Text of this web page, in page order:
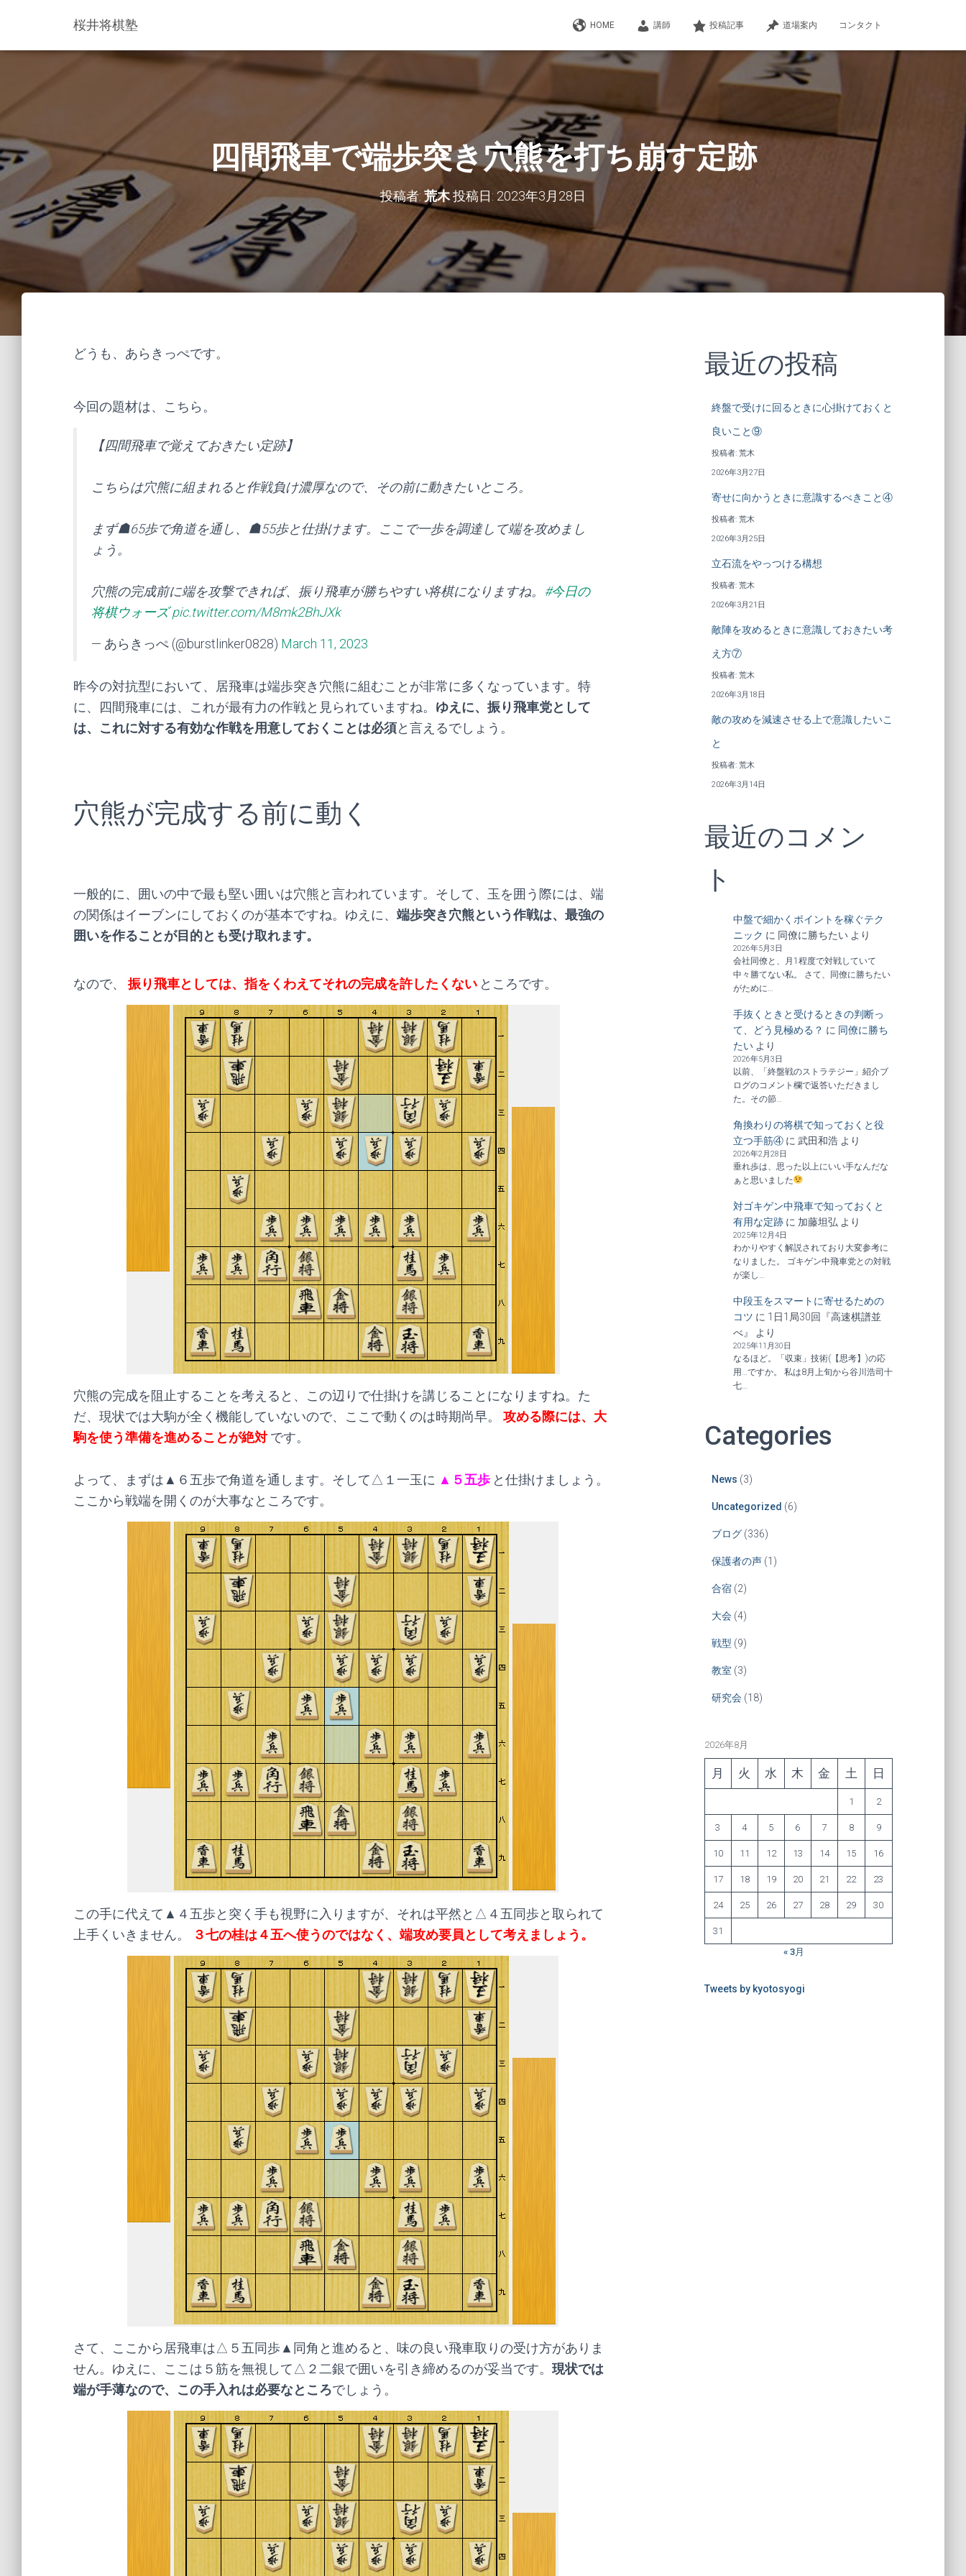
桜井将棋塾 HOME 講師 投稿記事 道場案内 コンタクト
四間飛車で端歩突き穴熊を打ち崩す定跡
投稿者: 荒木投稿日: 2023年3月28日
どうも、あらきっぺです。
今回の題材は、こちら。
【四間飛車で覚えておきたい定跡】
こちらは穴熊に組まれると作戦負け濃厚なので、その前に動きたいところ。
まず☗65歩で角道を通し、☗55歩と仕掛けます。ここで一歩を調達して端を攻めまし
ょう。
穴熊の完成前に端を攻撃できれば、振り飛車が勝ちやすい将棋になりますね。 #今日の
将棋ウォーズ pic.twitter.com/M8mk2BhJXk
— あらきっぺ (@burstlinker0828) March 11, 2023
昨今の対抗型において、居飛車は端歩突き穴熊に組むことが非常に多くなっています。特
に、四間飛車には、これが最有力の作戦と見られていますね。 ゆえに、振り飛車党として
は、これに対する有効な作戦を用意しておくことは必須と言えるでしょう。
穴熊が完成する前に動く
一般的に、囲いの中で最も堅い囲いは穴熊と言われています。そして、玉を囲う際には、端
の関係はイーブンにしておくのが基本ですね。ゆえに、 端歩突き穴熊という作戦は、最強の
囲いを作ることが目的とも受け取れます。
なので、 振り飛車としては、指をくわえてそれの完成を許したくない ところです。
穴熊の完成を阻止することを考えると、この辺りで仕掛けを講じることになりますね。た
だ、現状では大駒が全く機能していないので、ここで動くのは時期尚早。
攻める際には、大
駒を使う準備を進めることが絶対 です。
よって、まずは▲６五歩で角道を通します。そして△１一玉に ▲５五歩 と仕掛けましょう。
ここから戦端を開くのが大事なところです。
この手に代えて▲４五歩と突く手も視野に入りますが、それは平然と△４五同歩と取られて
上手くいきません。
３七の桂は４五へ使うのではなく、端攻め要員として考えましょう。
さて、ここから居飛車は△５五同歩▲同角と進めると、味の良い飛車取りの受け方がありま
せん。ゆえに、ここは５筋を無視して△２二銀で囲いを引き締めるのが妥当です。 現状では
端が手薄なので、この手入れは必要なところでしょう。
最近の投稿
終盤で受けに回るときに心掛けておくと
良いこと⑨
投稿者: 荒木
2026年3月27日
寄せに向かうときに意識するべきこと④
投稿者: 荒木
2026年3月25日
立石流をやっつける構想
投稿者: 荒木
2026年3月21日
敵陣を攻めるときに意識しておきたい考
え方⑦
投稿者: 荒木
2026年3月18日
敵の攻めを減速させる上で意識したいこ
と
投稿者: 荒木
2026年3月14日
最近のコメン
ト
中盤で細かくポイントを稼ぐテク
ニック に 同僚に勝ちたいより
2026年5月3日
会社同僚と、月1程度で対戦していて
中々勝てない私。 さて、同僚に勝ちたい
がために…
手抜くときと受けるときの判断っ
て、どう見極める？ に 同僚に勝ち
たいより
2026年5月3日
以前、「終盤戦のストラテジー」紹介ブ
ログのコメント欄で返答いただきまし
た。その節…
角換わりの将棋で知っておくと役
立つ手筋④に 武田和浩より
2026年2月28日
垂れ歩は、思った以上にいい手なんだな
ぁと思いました
対ゴキゲン中飛車で知っておくと
有用な定跡に 加藤坦弘 より
2025年12月4日
わかりやすく解説されており大変参考に
なりました。 ゴキゲン中飛車党との対戦
が楽し…
中段玉をスマートに寄せるための
コツ に 1日1局30回『高速棋譜並
べ』
より
2025年11月30日
なるほど。「収束」技術(【思考】)の応
用…ですか。 私は8月上旬から谷川浩司十
七…
Categories
News (3)
Uncategorized (6)
ブログ(336)
保護者の声(1)
合宿(2)
大会(4)
戦型 (9)
教室 (3)
研究会(18)
2026年8月
月 火 水 木 金 土 日
1 2
3 4 5 6 7 8 9
10 11 12 13 14 15 16
17 18 19 20 21 22 23
24 25 26 27 28 29 30
31
« 3月
Tweets by kyotosyogi